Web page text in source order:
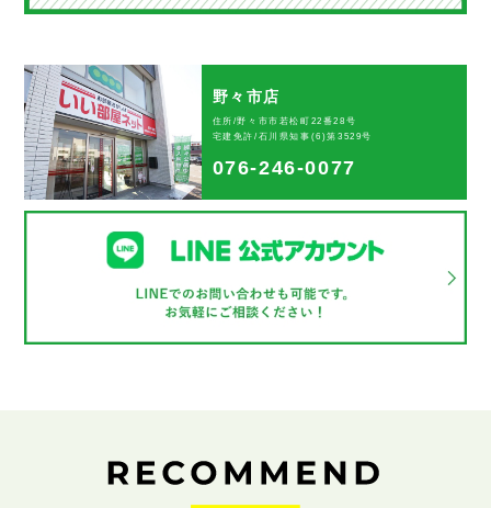
野々市店
住所/野々市市若松町22番28号
宅建免許/石川県知事(6)第3529号
076-246-0077